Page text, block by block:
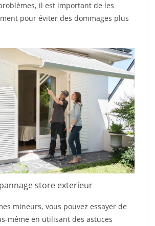
il est important de les
pour éviter des dommages plus
store exterieur
mineurs, vous pouvez essayer de
même en utilisant des astuces